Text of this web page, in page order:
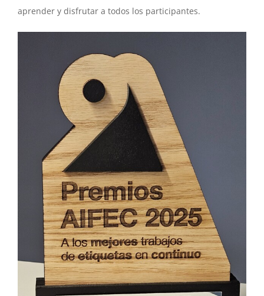
aprender y disfrutar a todos los participantes.